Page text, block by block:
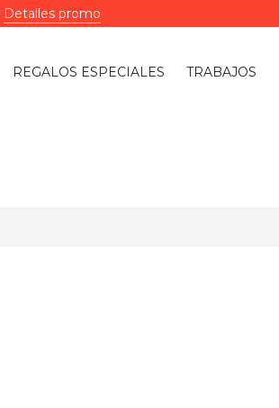
Detalles promo
REGALOS ESPECIALES TRABAJOS